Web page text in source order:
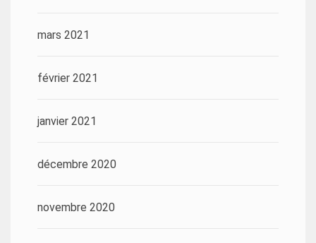
mars 2021
février 2021
janvier 2021
décembre 2020
novembre 2020